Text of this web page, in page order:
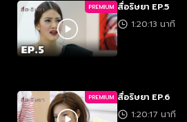
PREMIUM สื่อริษยา EP.5
1:20:13 นาที
PREMIUM สื่อริษยา EP.6
1:20:17 นาที